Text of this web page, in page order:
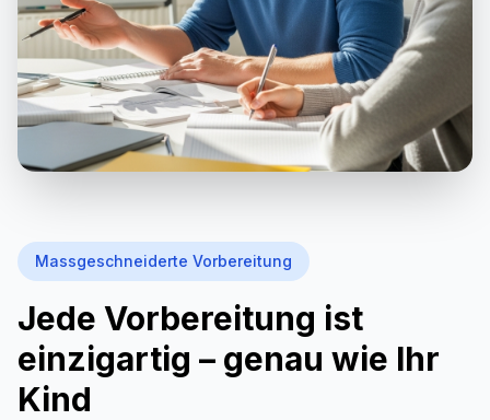
Massgeschneiderte Vorbereitung
Jede Vorbereitung ist
einzigartig – genau wie Ihr
Kind